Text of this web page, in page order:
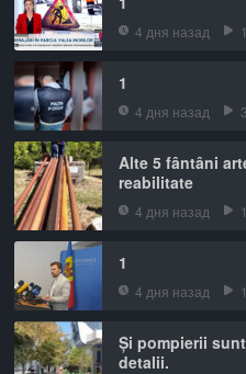
4 дня назад
1
4 дня назад
Alte 5 fântâni
reabilitate
4 дня назад
1
4 дня назад
Și pompierii
detalii.